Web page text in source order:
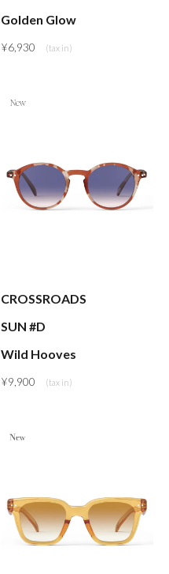
Golden Glow
¥6,930
CROSSROADS
SUN #D
Wild Hooves
¥9,900